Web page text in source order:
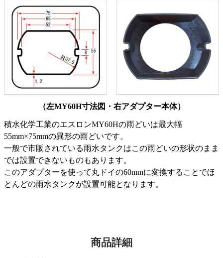
（左MY60H寸法図・右アダプター本体）
積水化学工業のエスロンMY60Hの雨どいは最大幅
55mm×75mmの異形の雨どいです。
一般で市販されている雨水タンクはこの雨どいの形状のまま
では設置できないものもあります。
このアダプターを使って丸ドイの60mmに変換することでほ
とんどの雨水タンクが設置可能となります。
商品詳細